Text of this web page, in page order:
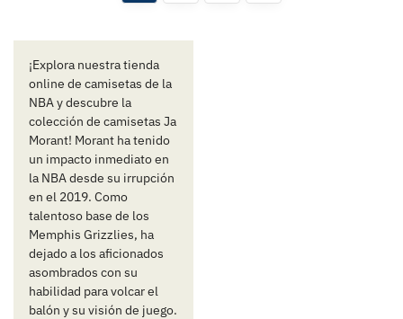
¡Explora nuestra tienda
online de camisetas de la
NBA y descubre la
colección de camisetas Ja
Morant! Morant ha tenido
un impacto inmediato en
la NBA desde su irrupción
en el 2019. Como
talentoso base de los
Memphis Grizzlies, ha
dejado a los aficionados
asombrados con su
habilidad para volcar el
balón y su visión de juego.